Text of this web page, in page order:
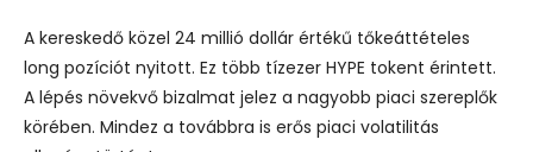
A kereskedő közel 24 millió dollár értékű tőkeáttételes
long pozíciót nyitott. Ez több tízezer HYPE tokent érintett.
A lépés növekvő bizalmat jelez a nagyobb piaci szereplők
körében. Mindez a továbbra is erős piaci volatilitás